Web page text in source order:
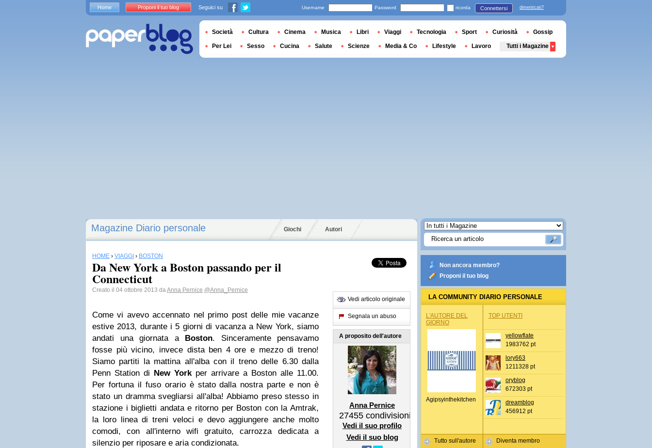
Magazine Diario personale Giochi Autori
HOME › VIAGGI › BOSTON
Da New York a Boston passando per il
Connecticut
Creato il 04 ottobre 2013 daAnna Pernice @Anna_Pernice
Come vi avevo accennato nel primo post delle mie vacanze
estive 2013, durante i 5 giorni di vacanza a New York, siamo
andati una giornata a Boston. Sinceramente pensavamo
fosse più vicino, invece dista ben 4 ore e mezzo di treno!
Siamo partiti la mattina all'alba con il treno delle 6.30 dalla
Penn Station di New Yorkper arrivare a Boston alle 11.00.
Per fortuna il fuso orario è stato dalla nostra parte e non è
stato un dramma svegliarsi all'alba! Abbiamo preso stesso in
stazione i biglietti andata e ritorno per Boston con la Amtrak,
la loro linea di treni veloci e devo aggiungere anche molto
comodi, con all'interno wifi gratuito, carrozza dedicata a
silenzio per riposare e aria condizionata.
Vedi articolo originale
Segnala un abuso
A proposito dell'autore
Anna Pernice
27455 condivisioni
Vedi il suo profilo
Vedi il suo blog
Non ancora membro?
Proponi il tuo blog
LA COMMUNITY DIARIO PERSONALE
L'AUTORE DEL
GIORNO
Agipsyinthekitchen
Tutto sull'autore
TOP UTENTI
yellowflate
1983762 pt
lory663
1211328 pt
oryblog
672303 pt
dreamblog
456912 pt
Diventa membro
Home Proponi il tuo blog Seguici su Username Password ricorda Connettersi dimenticati?
Società Cultura Cinema Musica Libri Viaggi Tecnologia Sport Curiosità Gossip
Per Lei Sesso Cucina Salute Scienze Media & Co Lifestyle Lavoro Tutti i Magazine